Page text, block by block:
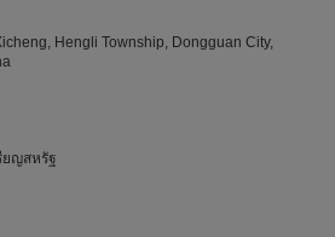
Hengli Township, Dongguan City,
ยญสหรัฐ